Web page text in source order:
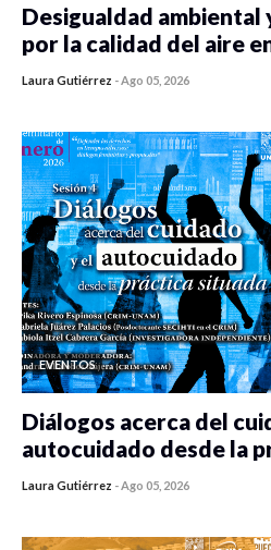
Desigualdad
por la calidad del aire
Laura Gutiérrez -Ago 05, 2026
EVENTOS
Diálogos acerca del
autocuidado desde la
Laura Gutiérrez -Ago 05, 2026